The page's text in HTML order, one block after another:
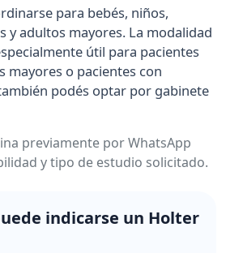
para bebés, niños,
y adultos mayores. La modalidad
útil para pacientes
mayores o pacientes con
podés optar por gabinete
previamente por WhatsApp
y tipo de estudio solicitado.
indicarse un Holter